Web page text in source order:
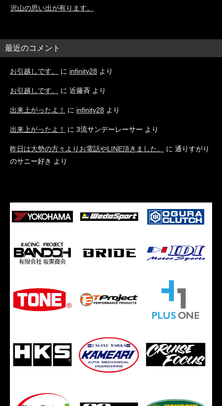
沢山の思い出が有ります。
最近のコメント
お引越しです。 に infinity28 より
お引越しです。 に 近藤斉 より
出来上がったよ！ に infinity28 より
出来上がったよ！ に 3流サンデーレーサー より
昨日は大勢の方々よりお電話やLINE頂きました。 に 通りすがり
のサニー好き より